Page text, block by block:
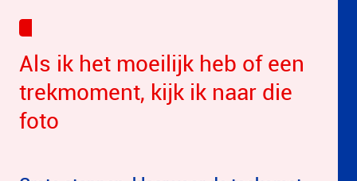
Als ik het moeilijk heb of een
trekmoment, kijk ik naar die
foto